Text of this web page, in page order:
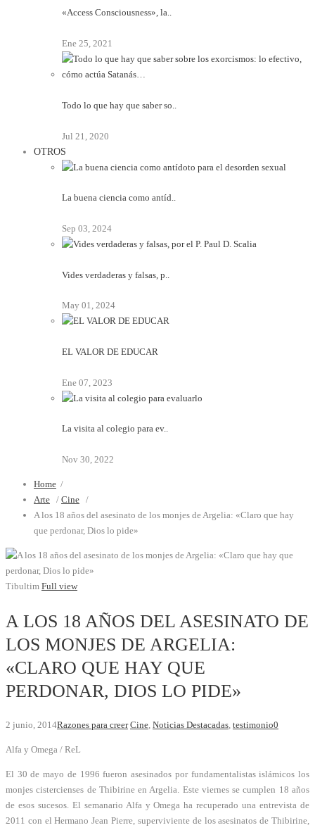
«Access Consciousness», la..
Ene 25, 2021
Todo lo que hay que saber so..
Jul 21, 2020
OTROS
La buena ciencia como antíd..
Sep 03, 2024
Vides verdaderas y falsas, p..
May 01, 2024
EL VALOR DE EDUCAR
Ene 07, 2023
La visita al colegio para ev..
Nov 30, 2022
Home /
Arte / Cine /
A los 18 años del asesinato de los monjes de Argelia: «Claro que hay
que perdonar, Dios lo pide»
Tibultim Full view
A LOS 18 AÑOS DEL ASESINATO DE
LOS MONJES DE ARGELIA:
«CLARO QUE HAY QUE
PERDONAR, DIOS LO PIDE»
2 junio, 2014Razones para creer Cine, Noticias Destacadas, testimonio0
Alfa y Omega / ReL
El 30 de mayo de 1996 fueron asesinados por fundamentalistas islámicos los
monjes cistercienses de Thibirine en Argelia. Este viernes se cumplen 18 años
de esos sucesos. El semanario Alfa y Omega ha recuperado una entrevista de
2011 con el Hermano Jean Pierre, superviviente de los asesinatos de Thibirine,